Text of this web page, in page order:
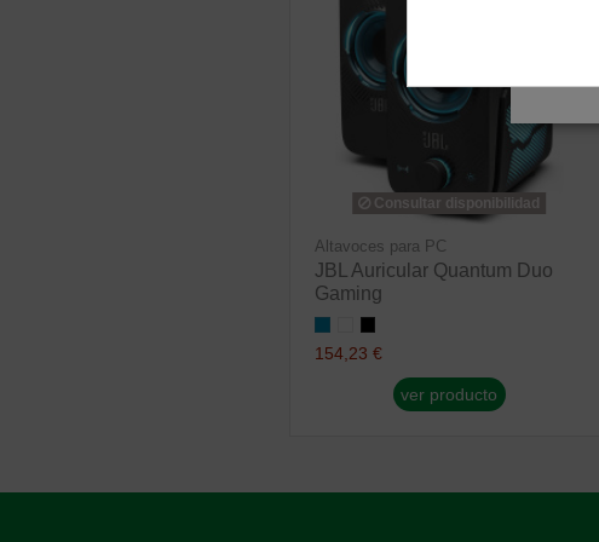
Consultar disponibilidad
Altavoces para PC
JBL Auricular Quantum Duo
Gaming
154,23 €
ver producto